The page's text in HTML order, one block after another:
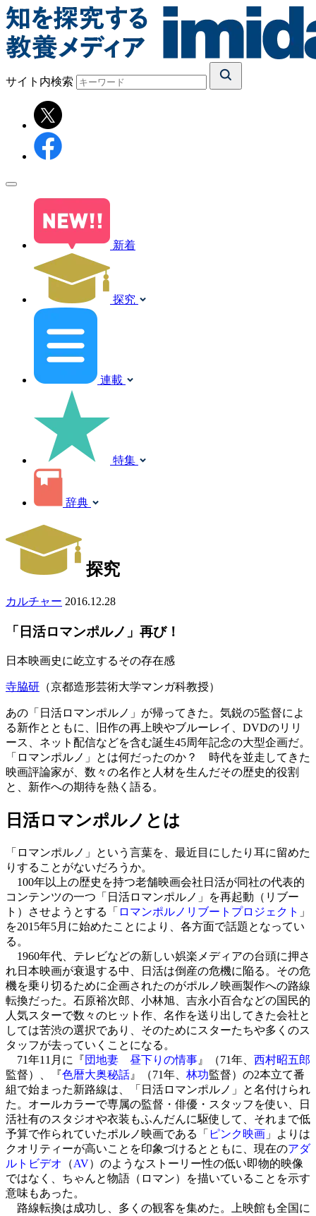
サイト内検索
新着
探究
連載
特集
辞典
探究
カルチャー 2016.12.28
「日活ロマンポルノ」再び！
日本映画史に屹立するその存在感
寺脇研 （京都造形芸術大学マンガ科教授）
あの「日活ロマンポルノ」が帰ってきた。気鋭の5監督によ
る新作とともに、旧作の再上映やブルーレイ、DVDのリリ
ース、ネット配信などを含む誕生45周年記念の大型企画だ。
「ロマンポルノ」とは何だったのか？ 時代を並走してきた
映画評論家が、数々の名作と人材を生んだその歴史的役割
と、新作への期待を熱く語る。
日活ロマンポルノとは
「ロマンポルノ」という言葉を、最近目にしたり耳に留めた
りすることがないだろうか。
100年以上の歴史を持つ老舗映画会社日活が同社の代表的
コンテンツの一つ「日活ロマンポルノ」を再起動（リブー
ト）させようとする「 ロマンポルノリブートプロジェクト 」
を2015年5月に始めたことにより、各方面で話題となってい
る。
1960年代、テレビなどの新しい娯楽メディアの台頭に押さ
れ日本映画が衰退する中、日活は倒産の危機に陥る。その危
機を乗り切るために企画されたのがポルノ映画製作への路線
転換だった。石原裕次郎、小林旭、吉永小百合などの国民的
人気スターで数々のヒット作、名作を送り出してきた会社と
しては苦渋の選択であり、そのためにスターたちや多くのス
タッフが去っていくことになる。
71年11月に『団地妻 昼下りの情事 』（71年、 西村昭五郎
監督）、『色暦大奥秘話 』（71年、 林功監督）の2本立て番
組で始まった新路線は、「日活ロマンポルノ」と名付けられ
た。オールカラーで専属の監督・俳優・スタッフを使い、日
活社有のスタジオや衣装もふんだんに駆使して、それまで低
予算で作られていたポルノ映画である「 ピンク映画 」よりは
クオリティーが高いことを印象づけるとともに、現在のアダ
ルトビデオ （AV）のようなストーリー性の低い即物的映像
ではなく、ちゃんと物語（ロマン）を描いていることを示す
意味もあった。
路線転換は成功し、多くの観客を集めた。上映館も全国に